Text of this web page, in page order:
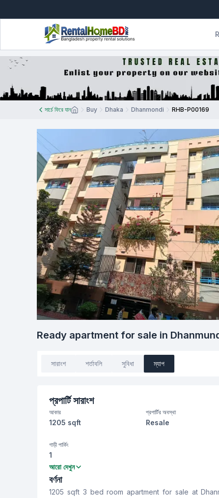
সার্চে ফিরে যান Buy Dhaka Dhanmondi RHB-P00169
Ready apartment for sale in
সারাংশ শর্তাবলি সুবিধা ম্যাপ
প্রপার্টি সারাংশ
আকার
1205 sqft
প্রপার্টির অবস্থা
Resale
গাড়ী পার্কিং
1
বেডরুম
3
আরো দেখুন
বর্ণনা
1205 sqft 3 bed room apartment for sale at